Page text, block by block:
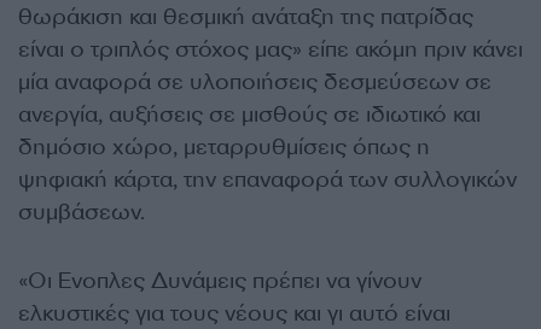
θωράκιση και θεσμική ανάταξη της πατρίδας
είναι ο τριπλός στόχος μας» είπε ακόμη πριν κάνει
μία αναφορά σε υλοποιήσεις δεσμεύσεων σε
ανεργία, αυξήσεις σε μισθούς σε ιδιωτικό και
δημόσιο χώρο, μεταρρυθμίσεις όπως η
ψηφιακή κάρτα, την επαναφορά των συλλογικών
συμβάσεων.
«Οι Ενοπλες Δυνάμεις πρέπει να γίνουν
ελκυστικές για τους νέους και γι αυτό είναι